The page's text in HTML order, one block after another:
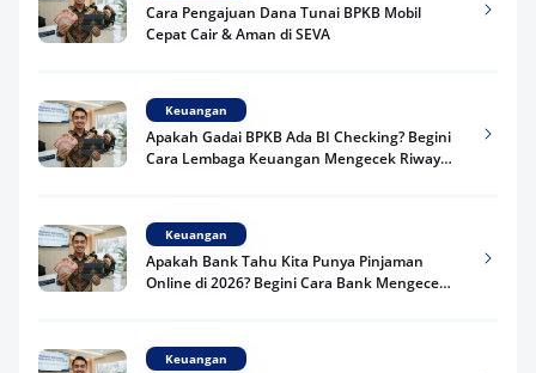
Cara Pengajuan Dana Tunai BPKB Mobil
Cepat Cair & Aman di SEVA
Keuangan
Apakah Gadai BPKB Ada BI Checking? Begini
Cara Lembaga Keuangan Mengecek Riwayat
Keuangan
Apakah Bank Tahu Kita Punya Pinjaman
Online di 2026? Begini Cara Bank Mengecek
Keuangan